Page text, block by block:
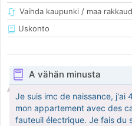
Vaihda kaupunki / maa
Uskonto
A vähän minusta
Je suis imc de naissance, j'ai
mon appartement avec des
fauteuil électrique. Je fais du